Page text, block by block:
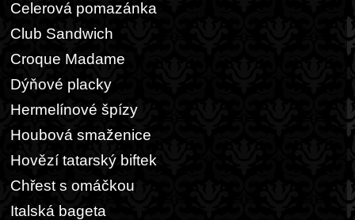
Celerová pomazánka
Club Sandwich
Croque Madame
Dýňové placky
Hermelínové špízy
Houbová smaženice
Hovězí tatarský biftek
Chřest s omáčkou
Italská bageta